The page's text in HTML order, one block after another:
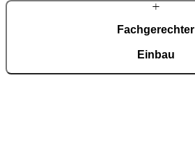
Fachgerechter
Einbau